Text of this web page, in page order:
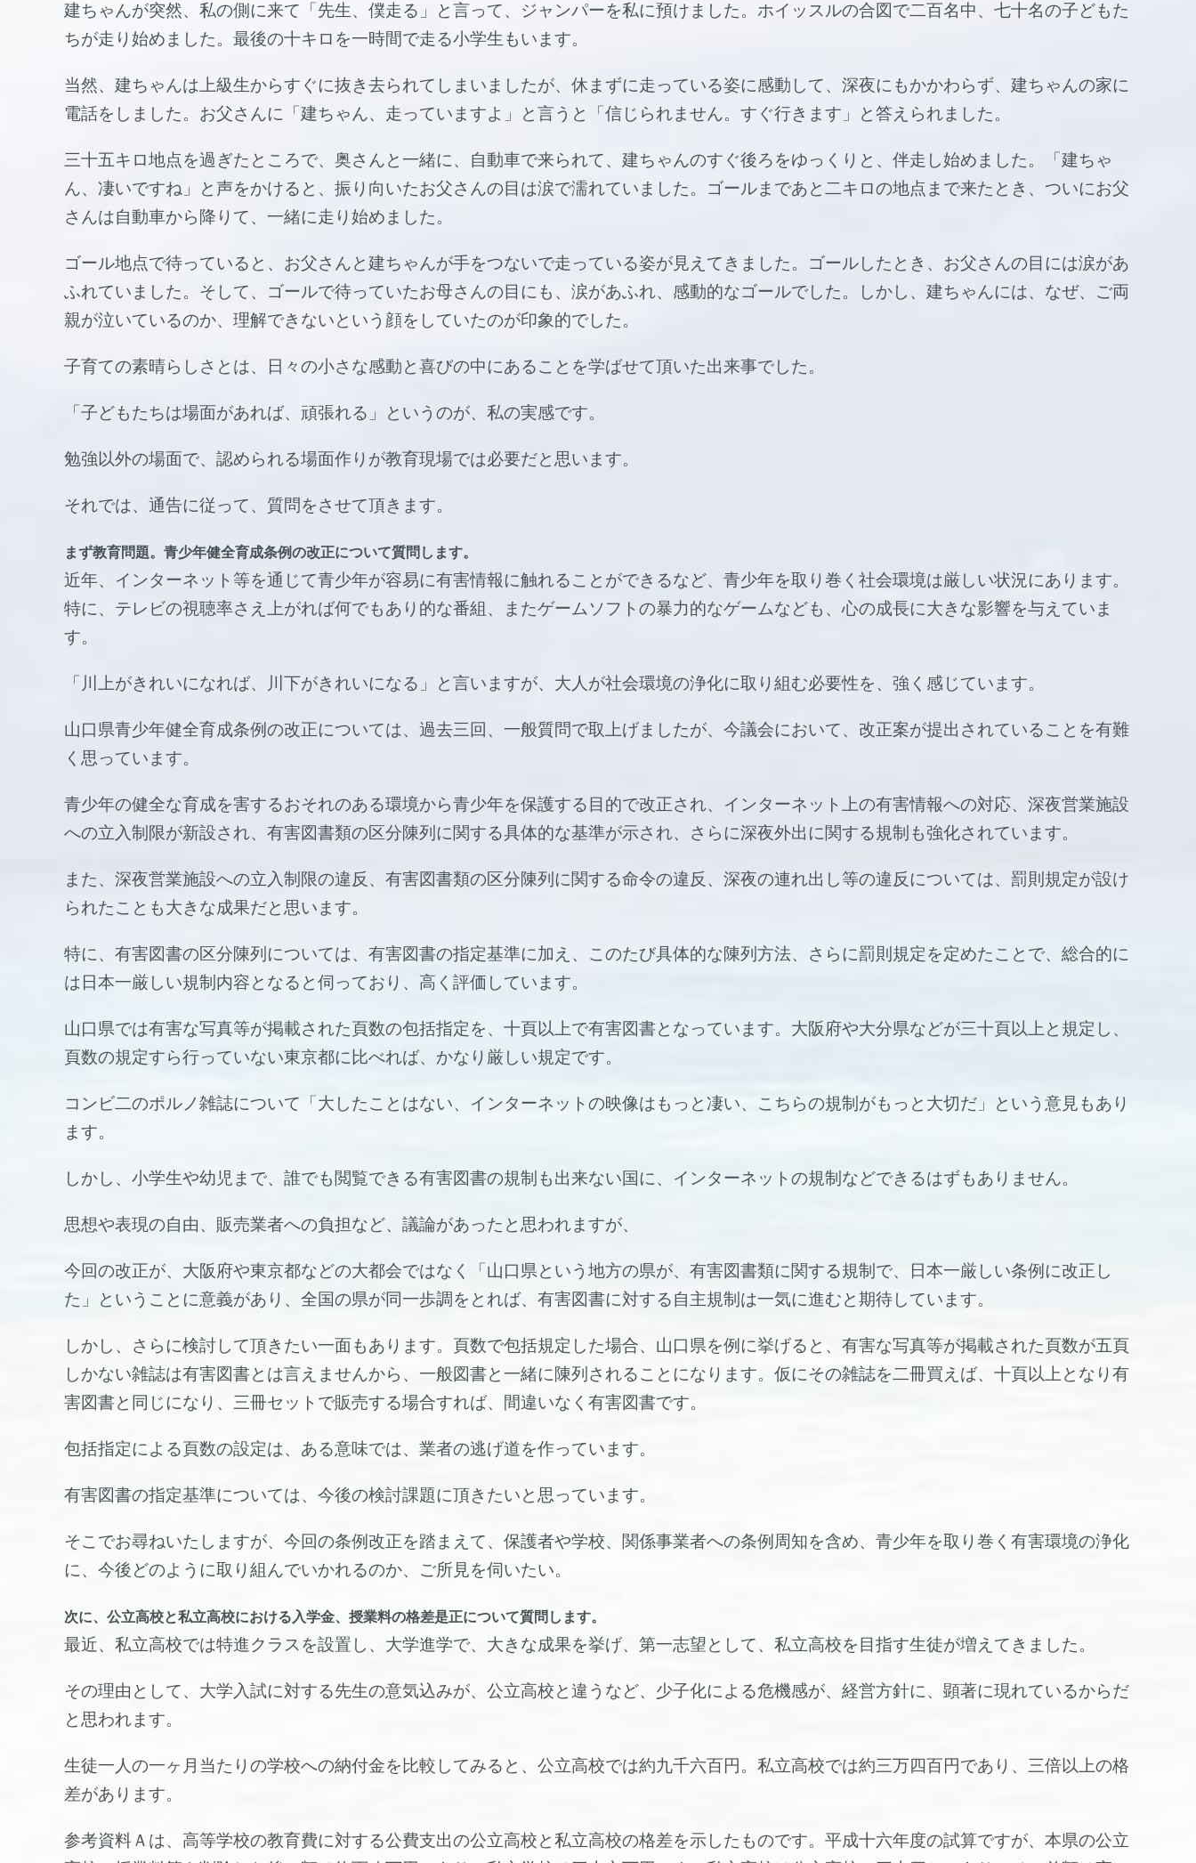
建ちゃんが突然、私の側に来て「先生、僕走る」と言って、ジャンパーを私に預けました。ホイッスルの合図で二百名中、七十名の子どもた
ちが走り始めました。最後の十キロを一時間で走る小学生もいます。
当然、建ちゃんは上級生からすぐに抜き去られてしまいましたが、休まずに走っている姿に感動して、深夜にもかかわらず、建ちゃんの家に
電話をしました。お父さんに「建ちゃん、走っていますよ」と言うと「信じられません。すぐ行きます」と答えられました。
三十五キロ地点を過ぎたところで、奥さんと一緒に、自動車で来られて、建ちゃんのすぐ後ろをゆっくりと、伴走し始めました。「建ちゃ
ん、凄いですね」と声をかけると、振り向いたお父さんの目は涙で濡れていました。ゴールまであと二キロの地点まで来たとき、ついにお父
さんは自動車から降りて、一緒に走り始めました。
ゴール地点で待っていると、お父さんと建ちゃんが手をつないで走っている姿が見えてきました。ゴールしたとき、お父さんの目には涙があ
ふれていました。そして、ゴールで待っていたお母さんの目にも、涙があふれ、感動的なゴールでした。しかし、建ちゃんには、なぜ、ご両
親が泣いているのか、理解できないという顔をしていたのが印象的でした。
子育ての素晴らしさとは、日々の小さな感動と喜びの中にあることを学ばせて頂いた出来事でした。
「子どもたちは場面があれば、頑張れる」というのが、私の実感です。
勉強以外の場面で、認められる場面作りが教育現場では必要だと思います。
それでは、通告に従って、質問をさせて頂きます。
まず教育問題。青少年健全育成条例の改正について質問します。
近年、インターネット等を通じて青少年が容易に有害情報に触れることができるなど、青少年を取り巻く社会環境は厳しい状況にあります。
特に、テレビの視聴率さえ上がれば何でもあり的な番組、またゲームソフトの暴力的なゲームなども、心の成長に大きな影響を与えていま
す。
「川上がきれいになれば、川下がきれいになる」と言いますが、大人が社会環境の浄化に取り組む必要性を、強く感じています。
山口県青少年健全育成条例の改正については、過去三回、一般質問で取上げましたが、今議会において、改正案が提出されていることを有難
く思っています。
青少年の健全な育成を害するおそれのある環境から青少年を保護する目的で改正され、インターネット上の有害情報への対応、深夜営業施設
への立入制限が新設され、有害図書類の区分陳列に関する具体的な基準が示され、さらに深夜外出に関する規制も強化されています。
また、深夜営業施設への立入制限の違反、有害図書類の区分陳列に関する命令の違反、深夜の連れ出し等の違反については、罰則規定が設け
られたことも大きな成果だと思います。
特に、有害図書の区分陳列については、有害図書の指定基準に加え、このたび具体的な陳列方法、さらに罰則規定を定めたことで、総合的に
は日本一厳しい規制内容となると伺っており、高く評価しています。
山口県では有害な写真等が掲載された頁数の包括指定を、十頁以上で有害図書となっています。大阪府や大分県などが三十頁以上と規定し、
頁数の規定すら行っていない東京都に比べれば、かなり厳しい規定です。
コンビ二のポルノ雑誌について「大したことはない、インターネットの映像はもっと凄い、こちらの規制がもっと大切だ」という意見もあり
ます。
しかし、小学生や幼児まで、誰でも閲覧できる有害図書の規制も出来ない国に、インターネットの規制などできるはずもありません。
思想や表現の自由、販売業者への負担など、議論があったと思われますが、
今回の改正が、大阪府や東京都などの大都会ではなく「山口県という地方の県が、有害図書類に関する規制で、日本一厳しい条例に改正し
た」ということに意義があり、全国の県が同一歩調をとれば、有害図書に対する自主規制は一気に進むと期待しています。
しかし、さらに検討して頂きたい一面もあります。頁数で包括規定した場合、山口県を例に挙げると、有害な写真等が掲載された頁数が五頁
しかない雑誌は有害図書とは言えませんから、一般図書と一緒に陳列されることになります。仮にその雑誌を二冊買えば、十頁以上となり有
害図書と同じになり、三冊セットで販売する場合すれば、間違いなく有害図書です。
包括指定による頁数の設定は、ある意味では、業者の逃げ道を作っています。
有害図書の指定基準については、今後の検討課題に頂きたいと思っています。
そこでお尋ねいたしますが、今回の条例改正を踏まえて、保護者や学校、関係事業者への条例周知を含め、青少年を取り巻く有害環境の浄化
に、今後どのように取り組んでいかれるのか、ご所見を伺いたい。
次に、公立高校と私立高校における入学金、授業料の格差是正について質問します。
最近、私立高校では特進クラスを設置し、大学進学で、大きな成果を挙げ、第一志望として、私立高校を目指す生徒が増えてきました。
その理由として、大学入試に対する先生の意気込みが、公立高校と違うなど、少子化による危機感が、経営方針に、顕著に現れているからだ
と思われます。
生徒一人の一ヶ月当たりの学校への納付金を比較してみると、公立高校では約九千六百円。私立高校では約三万四百円であり、三倍以上の格
差があります。
参考資料Ａは、高等学校の教育費に対する公費支出の公立高校と私立高校の格差を示したものです。平成十六年度の試算ですが、本県の公立